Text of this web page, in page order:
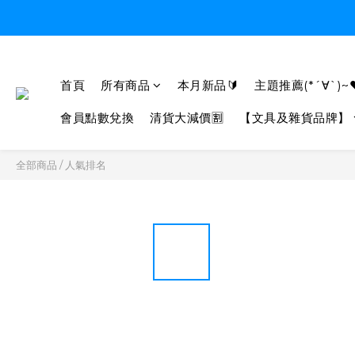
首頁 所有商品 本月新品🔰 主題推薦
會員點數兌換 清貨大減價🈹 【文具及雜貨品牌】
全部商品 / 人氣排名